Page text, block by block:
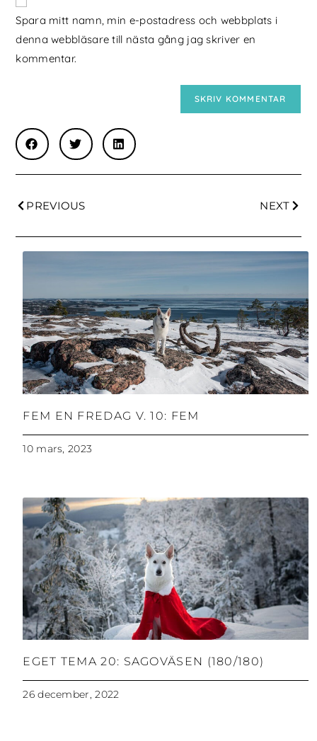
Spara mitt namn, min e-postadress och webbplats i
denna webbläsare till nästa gång jag skriver en
kommentar.
PREVIOUS NEXT
FEM EN FREDAG V. 10: FEM
10 mars, 2023
EGET TEMA 20: SAGOVÄSEN (180/180)
26 december, 2022